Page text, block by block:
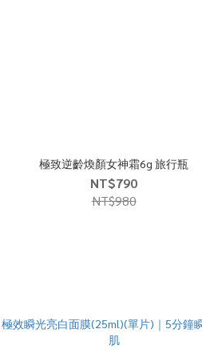
極致逆齡煥顏女神霜6g 旅行瓶
NT$790
NT$980